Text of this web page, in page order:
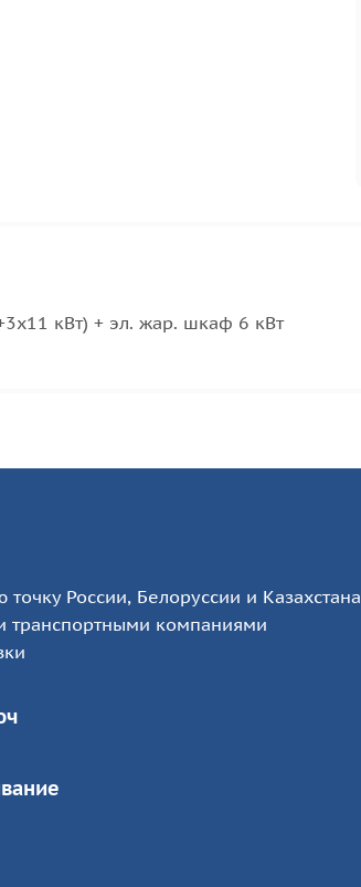
кВт) + эл. жар. шкаф 6 кВт
России, Белоруссии и Казахстана
транспортными компаниями